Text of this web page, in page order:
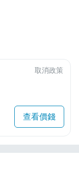
取消政策
查看價錢